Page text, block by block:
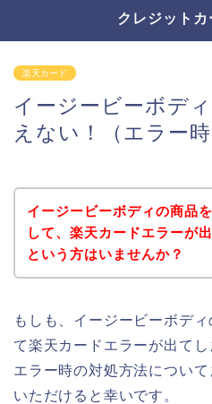
クレジット
楽天カード
イージービーボデ
えない！（エラー時
イージービーボディの商品
して、楽天カードエラーが
という方はいませんか？
もしも、イージービーボデ
て楽天カードエラーが出て
エラー時の対処方法につい
いただけると幸いです。